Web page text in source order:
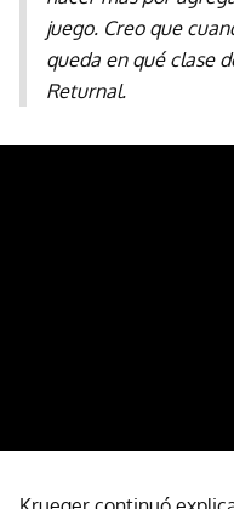
juego. Creo que
queda en qué clase
Returnal.